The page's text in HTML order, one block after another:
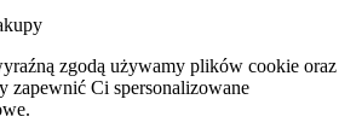
zgodą używamy plików cookie oraz
zapewnić Ci spersonalizowane